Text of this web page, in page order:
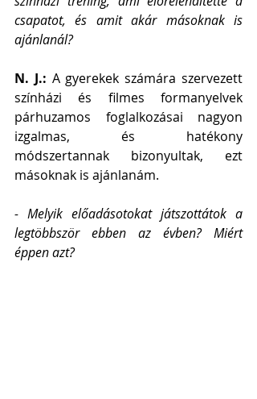
csapatot, és amit akár másoknak is
ajánlanál?
N. J.: A gyerekek számára szervezett
színházi és filmes formanyelvek
párhuzamos foglalkozásai nagyon
izgalmas, és hatékony
módszertannak bizonyultak, ezt
másoknak is ajánlanám.
- Melyik előadásotokat játszottátok a
legtöbbször ebben az évben? Miért
éppen azt?